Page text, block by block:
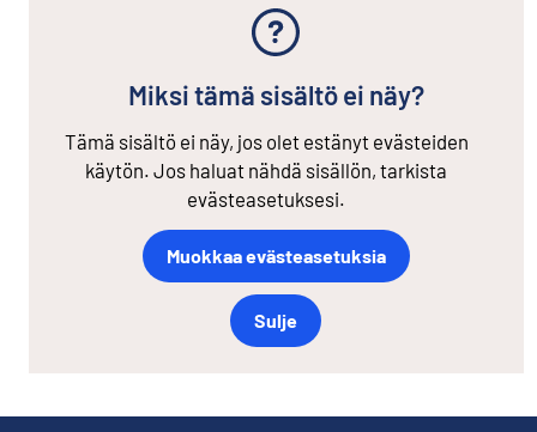
Miksi tämä sisältö ei näy?
Tämä sisältö ei näy, jos olet estänyt evästeiden
käytön. Jos haluat nähdä sisällön, tarkista
evästeasetuksesi.
Muokkaa evästeasetuksia
Sulje